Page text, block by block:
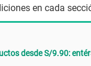
en cada
desde S/9.90: